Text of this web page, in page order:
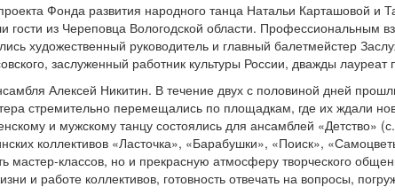
Фонда развития народного танца Натальи Карташовой
гости из Череповца Вологодской области. Профессиональным
художественный руководитель и главный балетмейстер
заслуженный работник культуры России, дважды
Алексей Никитин. В течение двух с половиной дней
стремительно перемещались по площадкам, где их ждали
и мужскому танцу состоялись для ансамблей «Детство»
коллективов «Ласточка», «Барабушки», «Поиск»,
мастер-классов, но и прекрасную атмосферу творческого
и работе коллективов, готовность отвечать на вопросы,